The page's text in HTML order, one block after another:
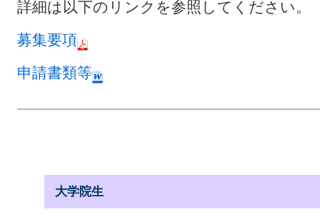
詳細は以下のリンクを参照してください。
募集要項
申請書類等
大学院生